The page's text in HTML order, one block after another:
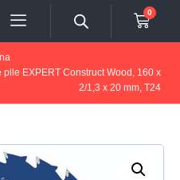
0
pile EXPERT Construct Wood, 160 x
2/1,3 x 20 mm, T24